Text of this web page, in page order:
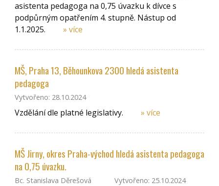
asistenta pedagoga na 0,75 úvazku k dívce s
podpůrným opatřením 4. stupně. Nástup od
1.1.2025.
» více
MŠ, Praha 13, Běhounkova 2300 hledá asistenta
pedagoga
Vytvořeno: 28.10.2024
Vzdělání dle platné legislativy. » více
MŠ Jirny, okres Praha-východ hledá asistenta pedagoga
na 0,75 úvazku.
Bc. Stanislava Děrešová Vytvořeno: 25.10.2024